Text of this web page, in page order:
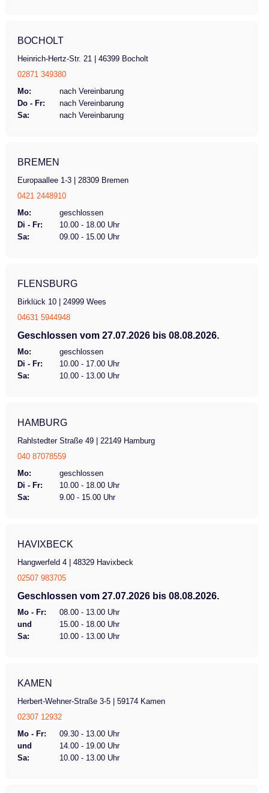
BOCHOLT
Heinrich-Hertz-Str. 21 | 46399 Bocholt
02871 349380
Mo:
nach Vereinbarung
Do - Fr:
nach Vereinbarung
Sa:
nach Vereinbarung
BREMEN
Europaallee 1-3 | 28309 Bremen
0421 2448910
Mo:
geschlossen
Di - Fr:
10.00 - 18.00 Uhr
Sa:
09.00 - 15.00 Uhr
FLENSBURG
Birklück 10 | 24999 Wees
04631 5944948
Geschlossen vom 27.07.2026 bis 08.08.2026.
Mo:
geschlossen
Di - Fr:
10.00 - 17.00 Uhr
Sa:
10.00 - 13.00 Uhr
HAMBURG
Rahlstedter Straße 49 | 22149 Hamburg
040 87078559
Mo:
geschlossen
Di - Fr:
10.00 - 18.00 Uhr
Sa:
9.00 - 15.00 Uhr
HAVIXBECK
Hangwerfeld 4 | 48329 Havixbeck
02507 983705
Geschlossen vom 27.07.2026 bis 08.08.2026.
Mo - Fr:
08.00 - 13.00 Uhr
und
15.00 - 18.00 Uhr
Sa:
10.00 - 13.00 Uhr
KAMEN
Herbert-Wehner-Straße 3-5 | 59174 Kamen
02307 12932
Mo - Fr:
09.30 - 13.00 Uhr
und
14.00 - 19.00 Uhr
Sa:
10.00 - 13.00 Uhr